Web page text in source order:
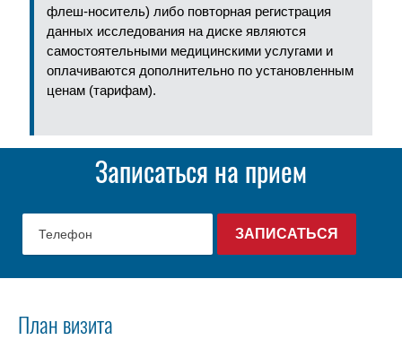
флеш-носитель) либо повторная регистрация
данных исследования на диске являются
самостоятельными медицинскими услугами и
оплачиваются дополнительно по установленным
ценам (тарифам).
Записаться на прием
План визита